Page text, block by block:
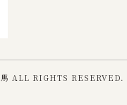
馬 ALL RIGHTS RESERVED.